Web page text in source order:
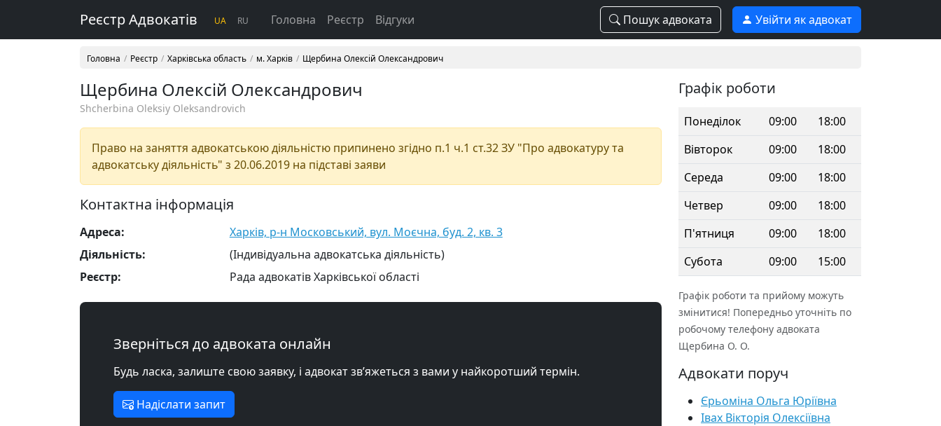
Реєстр Адвокатів UA RU Головна Реєстр Відгуки Пошук адвоката Увійти як адвокат
Головна Реєстр Харківська область м. Харків Щербина Олексій Олександрович
Щербина Олексій Олександрович
Shcherbina Oleksiy Oleksandrovich
Право на заняття адвокатською діяльністю припинено згідно п.1 ч.1 ст.32 ЗУ "Про адвокатуру та
адвокатську діяльність" з 20.06.2019 на підставі заяви
Контактна інформація
Адреса:
Харків, р-н Московський, вул. Моєчна, буд. 2, кв. 3
Діяльність:
(Індивідуальна адвокатська діяльність)
Реєстр:
Рада адвокатів Харківської області
Зверніться до адвоката онлайн
Будь ласка, залиште свою заявку, і адвокат зв’яжеться з вами у найкоротший термін.
Надіслати запит
Графік роботи
Понеділок 09:00
18:00
Вівторок
09:00
18:00
Середа
09:00
18:00
Четвер
09:00
18:00
П'ятниця
09:00
18:00
Субота
09:00 15:00
Графік роботи та прийому можуть
змінитися! Попередньо уточніть по
робочому телефону адвоката
Щербина О. О.
Адвокати поруч
Єрьоміна Ольга Юріївна
Івах Вікторія Олексіївна